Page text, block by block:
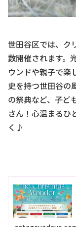
世田谷区では、ク
数開催されます。
ウンドや親子で楽
史を持つ世田谷の
の祭典など、子ど
さん！心温まるひ
く♪